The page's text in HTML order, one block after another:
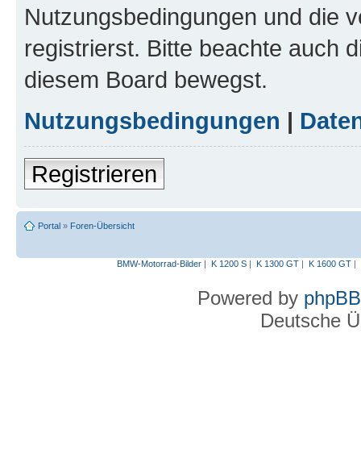
Nutzungsbedingungen und die
registrierst. Bitte beachte auch
diesem Board bewegst.
Nutzungsbedingungen |
Registrieren
Portal » Foren-Übersicht
BMW-Motorrad-Bilder| K 1200 S| K 1300 GT| K 1600 GT|
Powered by phpBB
Deutsche